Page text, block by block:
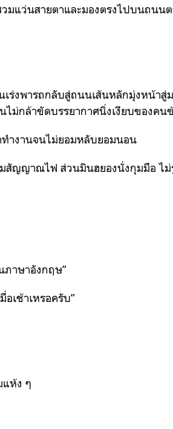
แว่นสายตาและมองตรงไปบนถนน
ร่งพารถกลับสู่ถนนเส้นหลักมุ่งหน้าสู่
ม่กล้าขัดบรรยากาศนิ่งเงียบของคน
ทำงานจนไม่ยอมหลับยอมนอน
สัญญาณไฟ ส่วนมินฮยองนั่งกุมมือ ไม่
ภาษาอังกฤษ”
อเช้าเหรอครับ”
แห้ง ๆ